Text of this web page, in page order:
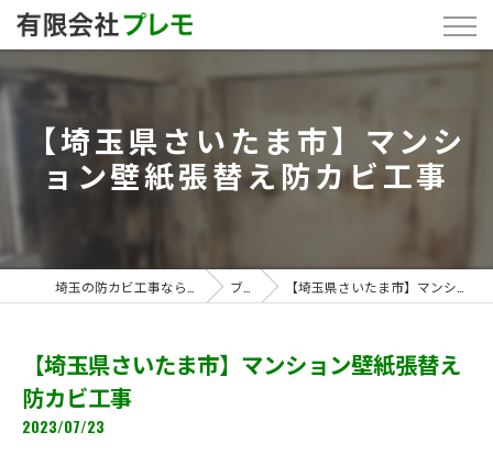
【埼玉県さいたま市】マンシ
ョン壁紙張替え防カビ工事
ブログ 【埼玉県さいたま市】マンション壁紙張替え防カビ工事
【埼玉県さいたま市】マンション壁紙張替え
防カビ工事
2023/07/23